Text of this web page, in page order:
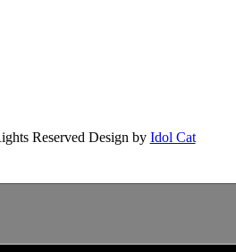
Reserved Design by Idol Cat